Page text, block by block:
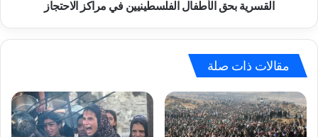
س
و
ا
ج
ت
ل
ي
ص
عّ
د
القسرية بحق الأطفال الفلسطينيين في مراكز الاحتجاز
مقالات ذات صلة